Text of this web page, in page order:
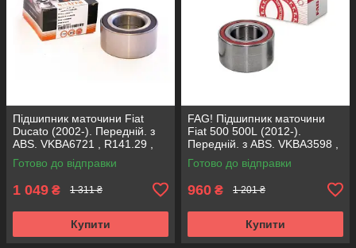
Підшипник маточини Fiat
Ducato (2002-). Передній. з
ABS. VKBA6721 , R141.29 ,
713645040 SHAFER Австрія
Готово до відправки
1 049 ₴ 1 311 ₴
Купити
FAG! Підшипник маточини
Fiat 500 500L (2012-).
Передній. з ABS. VKBA3598 ,
R158.54 , 713690800
Німеччина!
Готово до відправки
960 ₴ 1 201 ₴
Купити